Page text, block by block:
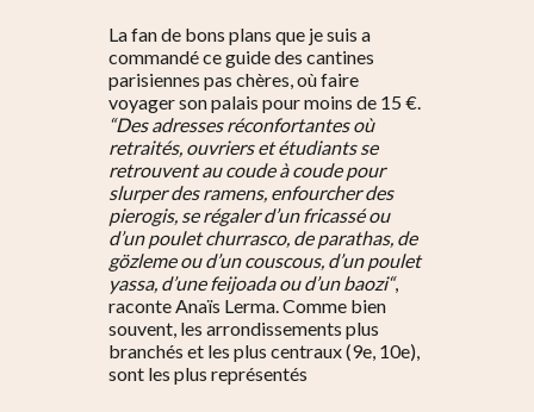
La fan de bons plans que je suis a
commandé ce guide des cantines
parisiennes pas chères, où faire
voyager son palais pour moins de 15 €.
“Des adresses réconfortantes où
retraités, ouvriers et étudiants se
retrouvent au coude à coude pour
slurper des ramens, enfourcher des
pierogis, se régaler d’un fricassé ou
d’un poulet churrasco, de parathas, de
gözleme ou d’un couscous, d’un poulet
yassa, d’une feijoada ou d’un baozi“,
raconte Anaïs Lerma. Comme bien
souvent, les arrondissements plus
branchés et les plus centraux (9e, 10e),
sont les plus représentés